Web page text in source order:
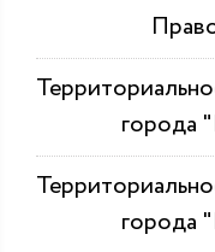
города
города